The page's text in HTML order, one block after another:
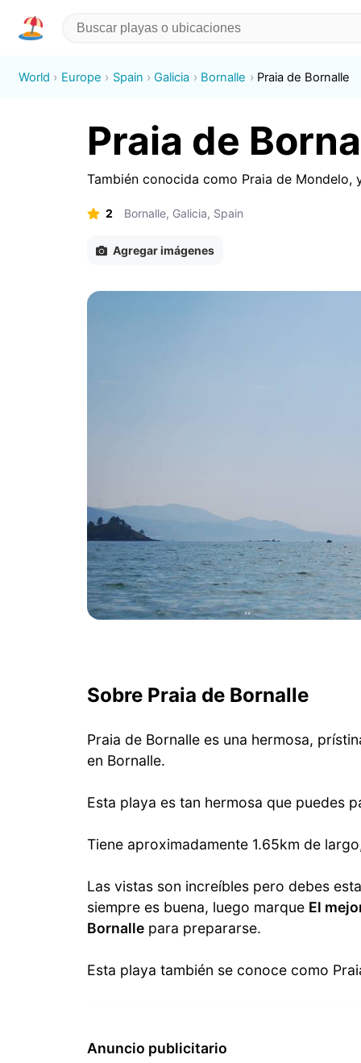
World Europe Spain Galicia Bornalle Praia de Bornalle
Praia de
También conocida como Praia de Mondelo,
2 Bornalle, Galicia, Spain
Agregar imágenes
Sobre Praia de Bornalle
Praia de Bornalle es una hermosa,
en Bornalle.
Esta playa es tan hermosa que puedes
Tiene aproximadamente 1.65km de
Las vistas son increíbles pero debes
siempre es buena, luego marque El
Bornalle para prepararse.
Esta playa también se conoce como
Anuncio publicitario